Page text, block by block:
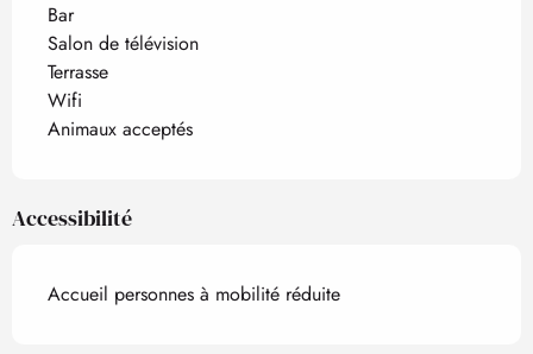
Bar
Salon de télévision
Terrasse
Wifi
Animaux acceptés
Accessibilité
Accueil personnes à mobilité réduite